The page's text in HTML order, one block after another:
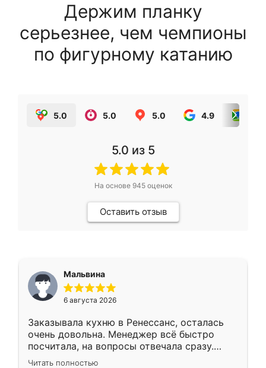
Держим планку
серьезнее, чем чемпионы
по фигурному катанию
5.0 5.0 5.0 4.9
5.0 из 5
На основе 945оценок
Оставить отзыв
Мальвина
6 августа 2026
Заказывала кухню в Ренессанс, осталась
очень довольна. Менеджер всё быстро
посчитала, на вопросы отвечала сразу.
Замерщик приехал в субботу, подошёл к
Читать полностью